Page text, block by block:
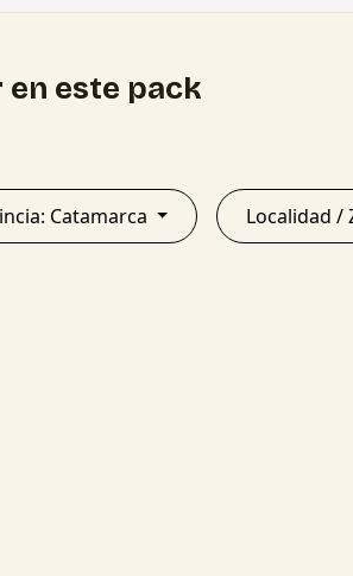
este pack
Provincia: Catamarca